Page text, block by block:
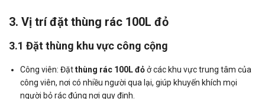
3. Vị trí đặt thùng rác 100L đỏ
3.1 Đặt thùng khu vực công cộng
Công viên: Đặtthùng rác 100L đỏở các khu vực trung tâm của
công viên, nơi có nhiều người qua lại, giúp khuyến khích mọi
người bỏ rác đúng nơi quy định.